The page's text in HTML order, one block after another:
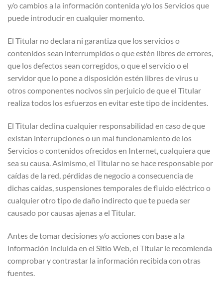
y/o cambios a la información contenida y/o los Servicios que
puede introducir en cualquier momento.
El Titular no declara ni garantiza que los servicios o
contenidos sean interrumpidos o que estén libres de errores,
que los defectos sean corregidos, o que el servicio o el
servidor que lo pone a disposición estén libres de virus u
otros componentes nocivos sin perjuicio de que el Titular
realiza todos los esfuerzos en evitar este tipo de incidentes.
El Titular declina cualquier responsabilidad en caso de que
existan interrupciones o un mal funcionamiento de los
Servicios o contenidos ofrecidos en Internet, cualquiera que
sea su causa. Asimismo, el Titular no se hace responsable por
caídas de la red, pérdidas de negocio a consecuencia de
dichas caídas, suspensiones temporales de fluido eléctrico o
cualquier otro tipo de daño indirecto que te pueda ser
causado por causas ajenas a el Titular.
Antes de tomar decisiones y/o acciones con base a la
información incluida en el Sitio Web, el Titular le recomienda
comprobar y contrastar la información recibida con otras
fuentes.